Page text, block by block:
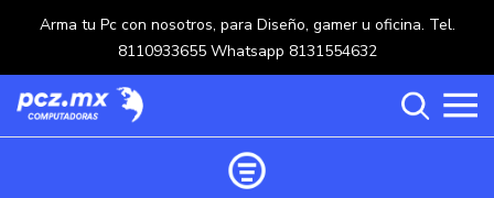
Arma tu Pc con nosotros, para Diseño, gamer u oficina. Tel.
8110933655 Whatsapp 8131554632